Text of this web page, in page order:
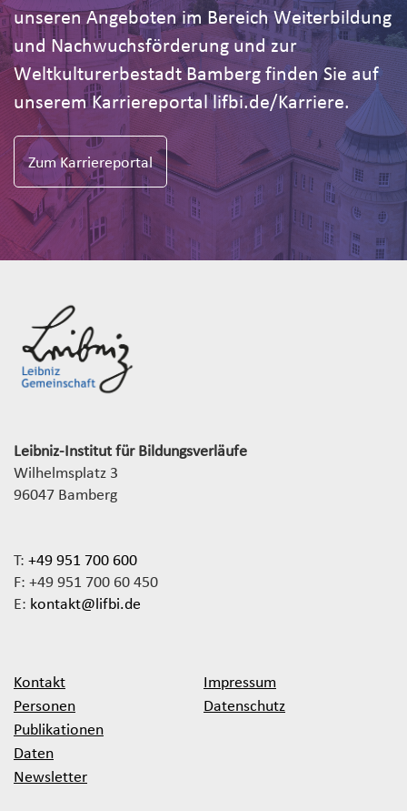
unseren Angeboten im Bereich Weiterbildung
und Nachwuchsförderung und zur
Weltkulturerbestadt Bamberg finden Sie auf
unserem Karriereportal lifbi.de/Karriere.
Zum Karriereportal
Leibniz-Institut für Bildungsverläufe
Wilhelmsplatz 3
96047 Bamberg
T: +49 951 700 600
F: +49 951 700 60 450
E: kontakt@lifbi.de
Kontakt
Personen
Publikationen
Daten
Newsletter
Impressum
Datenschutz